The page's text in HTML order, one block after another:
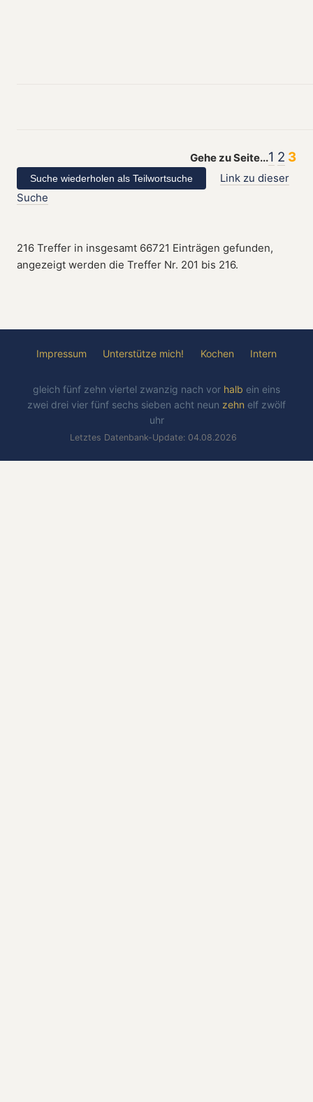
Gehe zu Seite...1 2 3
Link zu dieser
Suche
216 Treffer in insgesamt 66721 Einträgen gefunden,
angezeigt werden die Treffer Nr. 201 bis 216.
Impressum Unterstütze mich! Kochen Intern
gleich fünf zehn viertel zwanzig nach vor halb ein eins
zwei drei vier fünf sechs sieben acht neun zehn elf zwölf
uhr
Letztes Datenbank-Update: 04.08.2026